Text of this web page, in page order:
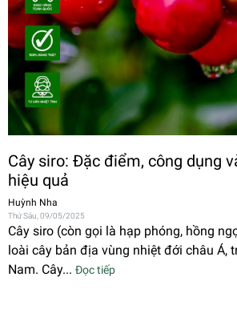
Cây siro: Đặc điểm, công dụng
hiệu quả
Huỳnh Nha
Thứ Sáu, 09/05/2025
Cây siro (còn gọi là hạp phóng, hồng
loài cây bản địa vùng nhiệt đới châu Á,
Nam. Cây... Đọc tiếp